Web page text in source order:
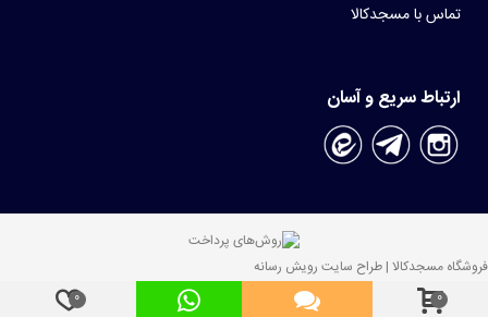
تماس با مسجدکالا
ارتباط سریع و آسان
فروشگاه مسجدکالا | طراح سایت رویش رسانه
0
0